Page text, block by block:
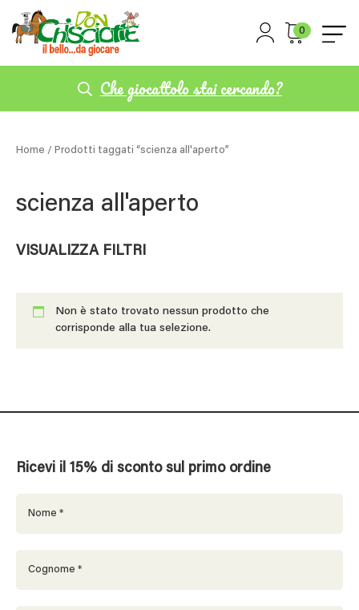
0
Che giocattolo stai cercando?
Home / Prodotti taggati “scienza all'aperto”
scienza all'aperto
VISUALIZZA FILTRI
Non è stato trovato nessun prodotto che
corrisponde alla tua selezione.
Ricevi il 15% di sconto sul primo ordine